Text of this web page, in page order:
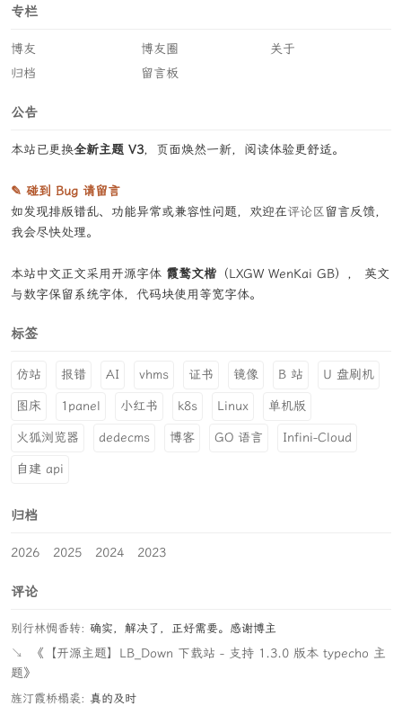
专栏
博友 博友圈
关于
归档
留言板
公告
本站已更换全新主题 V3，页面焕然一新，阅读体验更舒适。
✎ 碰到 Bug 请留言
如发现排版错乱、功能异常或兼容性问题，欢迎在评论区留言反馈，
我会尽快处理。
本站中文正文采用开源字体 霞鹜文楷 （LXGW WenKai GB）， 英文
与数字保留系统字体，代码块使用等宽字体。
标签
仿站 报错 AI vhms 证书 镜像 B 站 U 盘刷机
图床 1panel 小红书 k8s Linux 单机版
火狐浏览器 dedecms 博客 GO 语言 Infini-Cloud
自建 api
归档
2026 2025 2024 2023
评论
别行林惆香转: 确实，解决了，正好需要。感谢博主
↘
《【开源主题】LB_Down 下载站 - 支持 1.3.0 版本 typecho 主
题》
旌汀霞桥榻裘: 真的及时